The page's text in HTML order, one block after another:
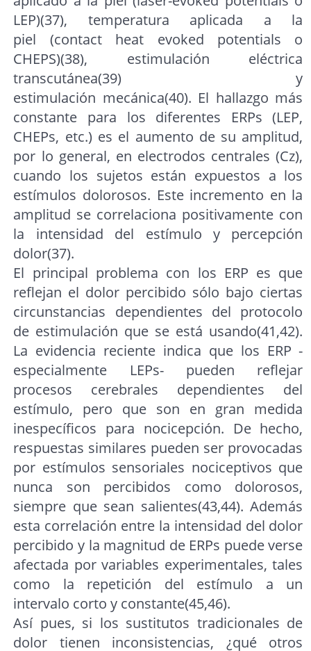
LEP)(37), temperatura aplicada a la
piel (contact heat evoked potentials o
CHEPS)(38), estimulación eléctrica
transcutánea(39) y
estimulación mecánica(40). El hallazgo más
constante para los diferentes ERPs (LEP,
CHEPs, etc.) es el aumento de su amplitud,
por lo general, en electrodos centrales (Cz),
cuando los sujetos están expuestos a los
estímulos dolorosos. Este incremento en la
amplitud se correlaciona positivamente con
la intensidad del estímulo y percepción
dolor(37).
El principal problema con los ERP es que
reflejan el dolor percibido sólo bajo ciertas
circunstancias dependientes del protocolo
de estimulación que se está usando(41,42).
La evidencia reciente indica que los ERP -
especialmente LEPs- pueden reflejar
procesos cerebrales dependientes del
estímulo, pero que son en gran medida
inespecíficos para nocicepción. De hecho,
respuestas similares pueden ser provocadas
por estímulos sensoriales nociceptivos que
nunca son percibidos como dolorosos,
siempre que sean salientes(43,44). Además
esta correlación entre la intensidad del dolor
percibido y la magnitud de ERPs puede verse
afectada por variables experimentales, tales
como la repetición del estímulo a un
intervalo corto y constante(45,46).
Así pues, si los sustitutos tradicionales de
dolor tienen inconsistencias, ¿qué otros